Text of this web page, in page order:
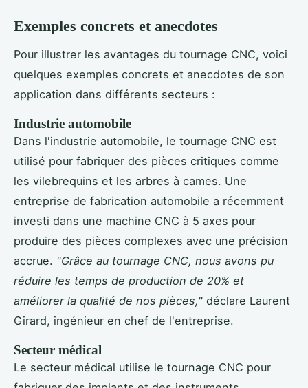
Exemples concrets et anecdotes
Pour illustrer les avantages du tournage CNC, voici
quelques exemples concrets et anecdotes de son
application dans différents secteurs :
Industrie automobile
Dans l'industrie automobile, le tournage CNC est
utilisé pour fabriquer des pièces critiques comme
les vilebrequins et les arbres à cames. Une
entreprise de fabrication automobile a récemment
investi dans une machine CNC à 5 axes pour
produire des pièces complexes avec une précision
accrue. "Grâce au tournage CNC, nous avons pu
réduire les temps de production de 20% et
améliorer la qualité de nos pièces," déclare Laurent
Girard, ingénieur en chef de l'entreprise.
Secteur médical
Le secteur médical utilise le tournage CNC pour